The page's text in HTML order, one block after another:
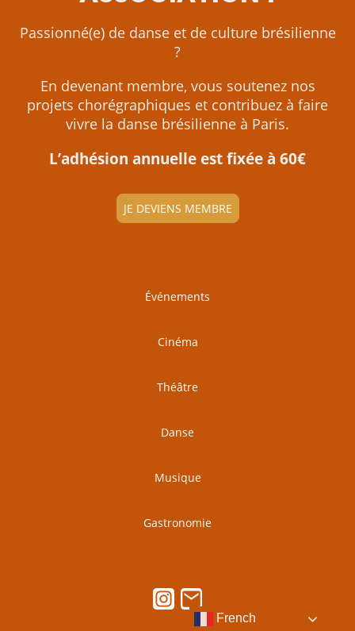
Passionné(e) de danse et de culture brésilienne
?
En devenant membre, vous soutenez nos
projets chorégraphiques et contribuez à faire
vivre la danse brésilienne à Paris.
L’adhésion annuelle est fixée à 60€
JE DEVIENS MEMBRE
Événements
Cinéma
Théâtre
Danse
Musique
Gastronomie
French